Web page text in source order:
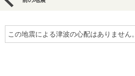
この地震による津波の心配はありません。